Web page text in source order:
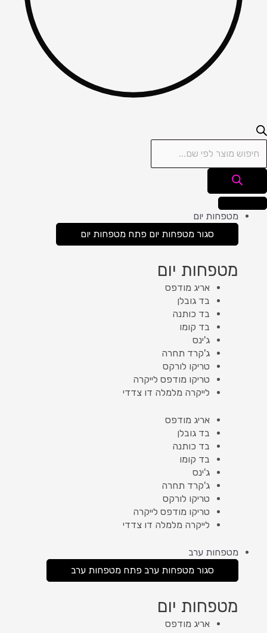
מטפחות יום
סגור מטפחות יום פתח מטפחות יום
מטפחות יום
אריג מודפס
בד גובלן
בד כותנה
בד קומו
ג'ינס
ג'קרד תחרה
טריקו לורקס
טריקו מודפס לייקרה
לייקרה מלמלה דו צדדי
אריג מודפס
בד גובלן
בד כותנה
בד קומו
ג'ינס
ג'קרד תחרה
טריקו לורקס
טריקו מודפס לייקרה
לייקרה מלמלה דו צדדי
מטפחות ערב
סגור מטפחות ערב פתח מטפחות ערב
מטפחות יום
אריג מודפס